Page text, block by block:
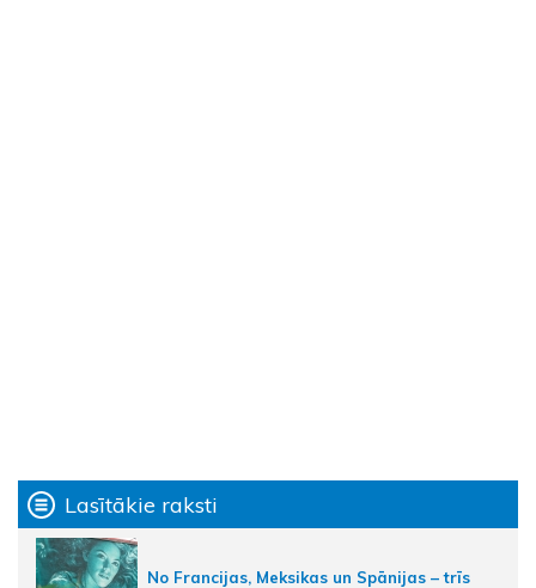
Lasītākie raksti
No Francijas, Meksikas un Spānijas – trīs